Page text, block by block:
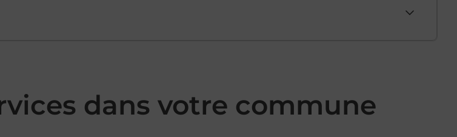
dans votre commune